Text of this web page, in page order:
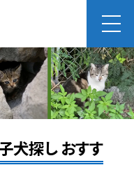
犬探し おすす